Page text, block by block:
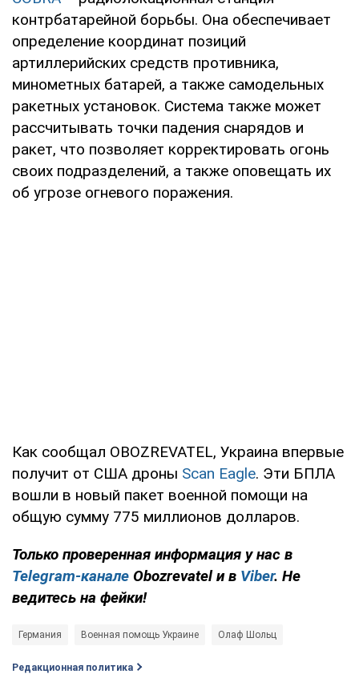
контрбатарейной борьбы. Она обеспечивает
определение координат позиций
артиллерийских средств противника,
минометных батарей, а также самодельных
ракетных установок. Система также может
рассчитывать точки падения снарядов и
ракет, что позволяет корректировать огонь
своих подразделений, а также оповещать их
об угрозе огневого поражения.
Как сообщал OBOZREVATEL, Украина впервые
получит от США дроны Scan Eagle. Эти БПЛА
вошли в новый пакет военной помощи на
общую сумму 775 миллионов долларов.
Только проверенная информация у нас в
Telegram-канале Obozrevatel и в Viber. Не
ведитесь на фейки!
Германия Военная помощь Украине Олаф Шольц
Редакционная политика